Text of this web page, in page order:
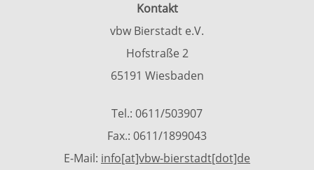
Kontakt
vbw Bierstadt e.V.
Hofstraße 2
65191 Wiesbaden
Tel.: 0611/503907
Fax.: 0611/1899043
E-Mail: info[at]vbw-bierstadt[dot]de